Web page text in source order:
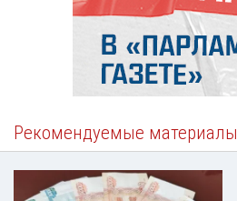
Рекомендуемые материалы